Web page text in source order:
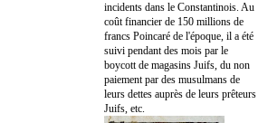
incidents dans le Constantinois. Au
coût financier de 150 millions de
francs Poincaré de l'époque, il a été
suivi pendant des mois par le
boycott de magasins Juifs, du non
paiement par des musulmans de
leurs dettes auprès de leurs prêteurs
Juifs, etc.